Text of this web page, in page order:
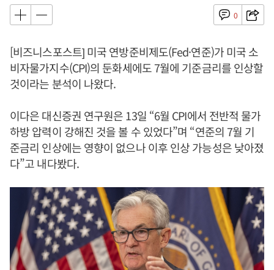
0
[비즈니스포스트] 미국 연방준비제도(Fed·연준)가 미국 소
비자물가지수(CPI)의 둔화세에도 7월에 기준금리를 인상할
것이라는 분석이 나왔다.
이다은 대신증권 연구원은 13일 “6월 CPI에서 전반적 물가
하방 압력이 강해진 것을 볼 수 있었다”며 “연준의 7월 기
준금리 인상에는 영향이 없으나 이후 인상 가능성은 낮아졌
다”고 내다봤다.